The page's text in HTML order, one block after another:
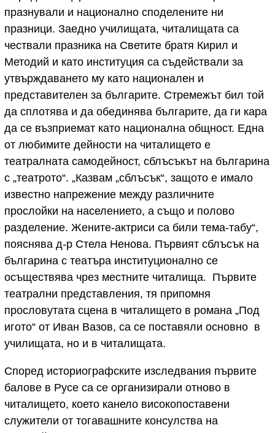
празнували и национално споделените ни
празници. Заедно училищата, читалищата са
чествали празника на Светите братя Кирил и
Методий и като институция са съдействали за
утвърждаването му като национален и
представителен за българите. Стремежът бил той
да сплотява и да обединява българите, да ги кара
да се възприемат като национална общност. Една
от любимите дейности на читалището е
театралната самодейност, сблъсъкът на българина
с „театрото“. „Казвам „сблъсък“, защото е имало
известно напрежение между различните
прослойки на населението, а също и полово
разделение. Жените-актриси са били тема-табу“,
пояснява д-р Стела Ненова. Първият сблъсък на
българина с театъра институционално се
осъществява чрез местните читалища. Първите
театрални представления, тя припомня
прословутата сцена в читалището в романа „Под
игото“ от Иван Вазов, са се поставяли основно в
училищата, но и в читалищата.
Според историографските изследвания първите
балове в Русе са се организирали отново в
читалището, което канело високопоставени
служители от тогавашните консулства на